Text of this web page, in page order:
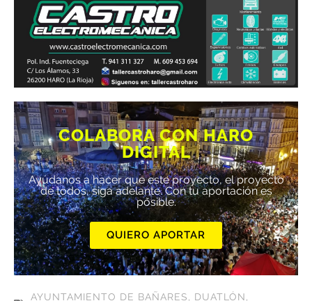
COLABORA CON HARO
DIGITAL
Ayúdanos a hacer que este proyecto, el proyecto
de todos, siga adelante. Con tu aportación es
posible.
QUIERO APORTAR
AYUNTAMIENTO DE BAÑARES, DUATLÓN,